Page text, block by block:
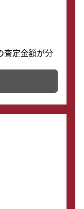
査定金額が分